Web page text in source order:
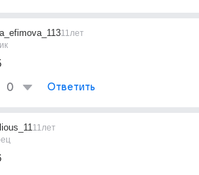
11лет
0 Ответить
11лет